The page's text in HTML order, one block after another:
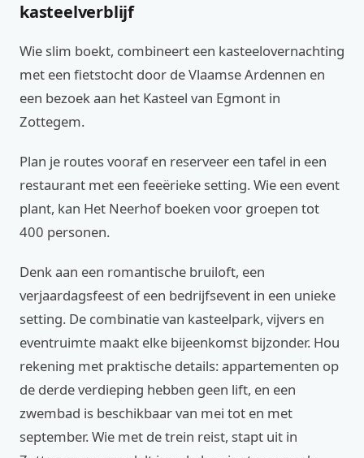
kasteelverblijf
Wie slim boekt, combineert een kasteelovernachting
met een fietstocht door de Vlaamse Ardennen en
een bezoek aan het Kasteel van Egmont in
Zottegem.
Plan je routes vooraf en reserveer een tafel in een
restaurant met een feeërieke setting. Wie een event
plant, kan Het Neerhof boeken voor groepen tot
400 personen.
Denk aan een romantische bruiloft, een
verjaardagsfeest of een bedrijfsevent in een unieke
setting. De combinatie van kasteelpark, vijvers en
eventruimte maakt elke bijeenkomst bijzonder. Hou
rekening met praktische details: appartementen op
de derde verdieping hebben geen lift, en een
zwembad is beschikbaar van mei tot en met
september. Wie met de trein reist, stapt uit in